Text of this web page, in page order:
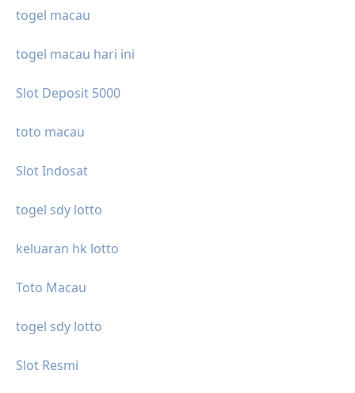
togel macau
togel macau hari ini
Slot Deposit 5000
toto macau
Slot Indosat
togel sdy lotto
keluaran hk lotto
Toto Macau
togel sdy lotto
Slot Resmi